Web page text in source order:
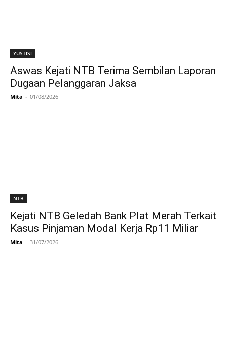
YUSTISI
Aswas Kejati NTB Terima Sembilan Laporan
Dugaan Pelanggaran Jaksa
Mita - 01/08/2026
NTB
Kejati NTB Geledah Bank Plat Merah Terkait
Kasus Pinjaman Modal Kerja Rp11 Miliar
Mita - 31/07/2026